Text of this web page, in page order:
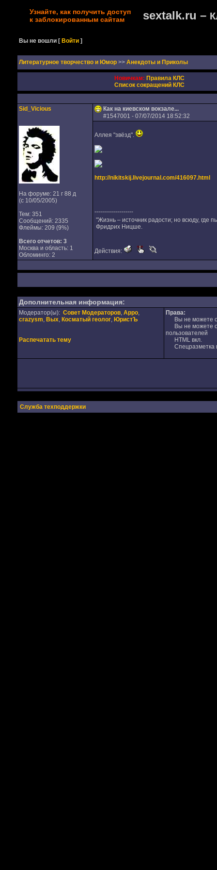
Узнайте, как получить доступ
к заблокированным сайтам
sextalk.ru –
Вы не вошли [Войти ]
Литературное творчество и Юмор >> Анекдоты и Приколы
Новичкам: Правила КЛС
Список сокращений КЛС
Sid_Vicious
На форуме: 21 г 88 д
(с 10/05/2005)
Тем: 351
Сообщений: 2335
Флеймы: 209 (9%)
Всего отчетов: 3
Москва и область: 1
Обломинго: 2
Как на киевском вокзале...
#1547001 - 07/07/2014 18:52:32
Аллея "звёзд".
http://nikitskij.livejournal.com/416097.html
--------------------
"Жизнь – источник радости; но всюду, где
Фридрих Ницше.
Действия:
Дополнительная информация:
Модератор(ы): Совет Модераторов, Appo,
crazysm, Вых, Косматый геолог, ЮристЪ
Распечатать тему
Права:
Вы не можете
Вы не можете
пользователей
HTML вкл.
Спецразметка
Служба техподдержки